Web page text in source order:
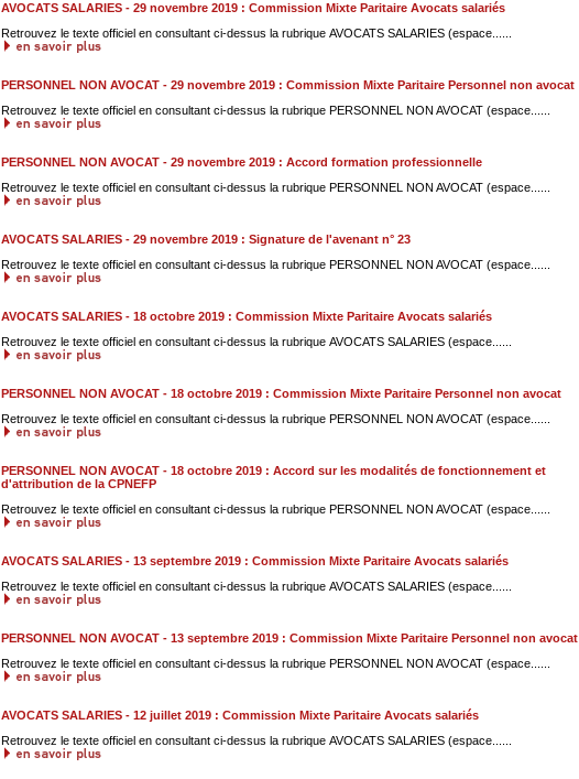
AVOCATS SALARIES - 29 novembre 2019 : Commission Mixte Paritaire Avocats salariés
Retrouvez le texte officiel en consultant ci-dessus la rubrique AVOCATS SALARIES (espace......
PERSONNEL NON AVOCAT - 29 novembre 2019 : Commission Mixte Paritaire Personnel non avocat
Retrouvez le texte officiel en consultant ci-dessus la rubrique PERSONNEL NON AVOCAT (espace......
PERSONNEL NON AVOCAT - 29 novembre 2019 : Accord formation professionnelle
Retrouvez le texte officiel en consultant ci-dessus la rubrique PERSONNEL NON AVOCAT (espace......
AVOCATS SALARIES - 29 novembre 2019 : Signature de l'avenant n° 23
Retrouvez le texte officiel en consultant ci-dessus la rubrique PERSONNEL NON AVOCAT (espace......
AVOCATS SALARIES - 18 octobre 2019 : Commission Mixte Paritaire Avocats salariés
Retrouvez le texte officiel en consultant ci-dessus la rubrique AVOCATS SALARIES (espace......
PERSONNEL NON AVOCAT - 18 octobre 2019 : Commission Mixte Paritaire Personnel non avocat
Retrouvez le texte officiel en consultant ci-dessus la rubrique PERSONNEL NON AVOCAT (espace......
PERSONNEL NON AVOCAT - 18 octobre 2019 : Accord sur les modalités de fonctionnement et
d'attribution de la CPNEFP
Retrouvez le texte officiel en consultant ci-dessus la rubrique PERSONNEL NON AVOCAT (espace......
AVOCATS SALARIES - 13 septembre 2019 : Commission Mixte Paritaire Avocats salariés
Retrouvez le texte officiel en consultant ci-dessus la rubrique AVOCATS SALARIES (espace......
PERSONNEL NON AVOCAT - 13 septembre 2019 : Commission Mixte Paritaire Personnel non avocat
Retrouvez le texte officiel en consultant ci-dessus la rubrique PERSONNEL NON AVOCAT (espace......
AVOCATS SALARIES - 12 juillet 2019 : Commission Mixte Paritaire Avocats salariés
Retrouvez le texte officiel en consultant ci-dessus la rubrique AVOCATS SALARIES (espace......